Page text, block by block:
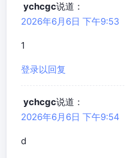
ychcgc说道：
2026年6月6日 下午9:53
1
登录以回复
ychcgc说道：
2026年6月6日 下午9:54
d